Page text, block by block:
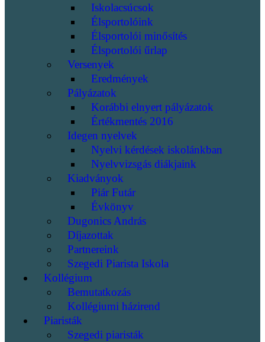
Iskolacsúcsok
Élsportolóink
Élsportolói minősítés
Élsportolói űrlap
Versenyek
Eredmények
Pályázatok
Korábbi elnyert pályázatok
Értékmentés 2016
Idegen nyelvek
Nyelvi kérdések iskolánkban
Nyelvvizsgás diákjaink
Kiadványok
Piár Futár
Évkönyv
Dugonics András
Díjazottak
Partnereink
Szegedi Piarista Iskola
Kollégium
Bemutatkozás
Kollégiumi házirend
Piaristák
Szegedi piaristák